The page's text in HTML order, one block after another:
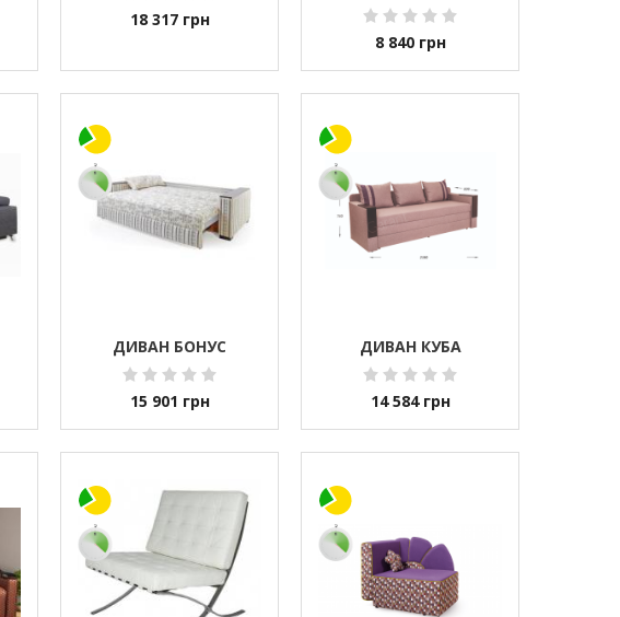
18 317 грн
8 840 грн
ДИВАН БОНУС
15 901 грн
ДИВАН КУБА
14 584 грн